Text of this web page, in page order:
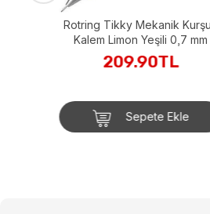
Rotring Tikky Mekanik Kurşun
Kalem Limon Yeşili 0,7 mm
209.90TL
Sepete Ekle